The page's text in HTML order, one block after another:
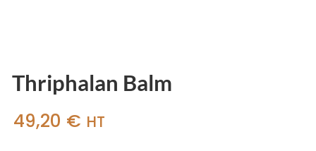
Thriphalan Balm
49,20 € HT